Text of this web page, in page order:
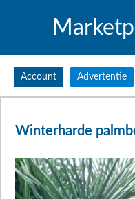
Account Advertentie
Winterharde